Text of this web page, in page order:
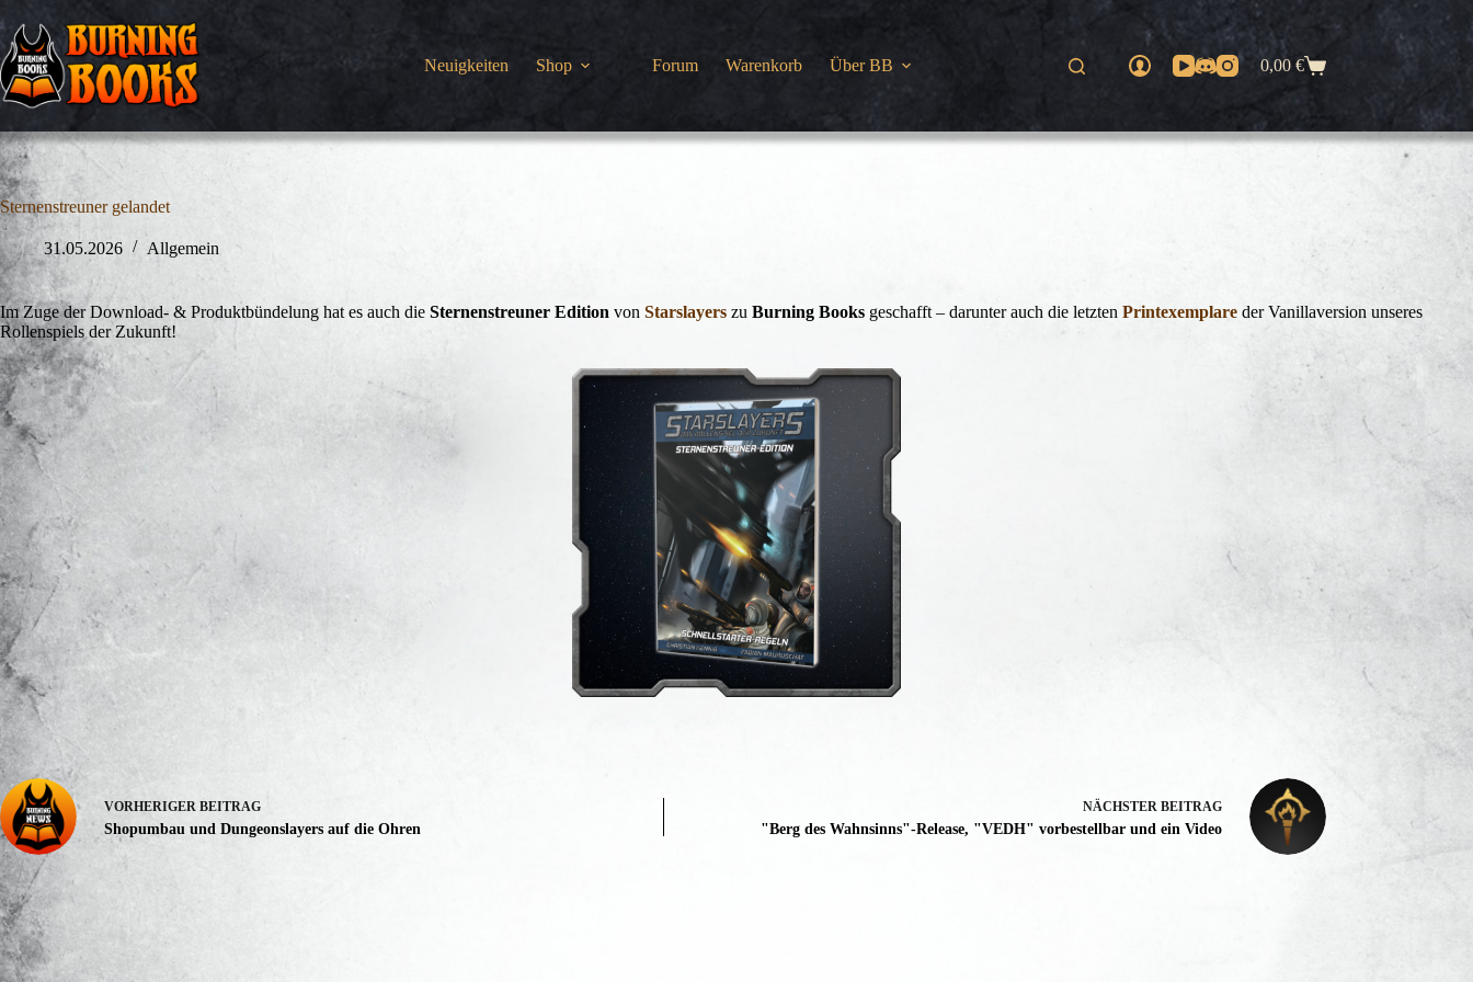
Inhalt
springen
Neuigkeiten
Shop Forum Warenkorb Über BB Warenkorb
0,00 €
Sternenstreuner gelandet
31.05.2026 Allgemein
Im Zuge der Download- & Produktbündelung hat es auch die Sternenstreuner Edition von Starslayers zu Burning Books geschafft – darunter auch die letzten Printexemplare der Vanillaversion unseres
Rollenspiels der Zukunft!
VORHERIGER BEITRAG
Shopumbau und Dungeonslayers auf die Ohren
NÄCHSTER BEITRAG
"Berg des Wahnsinns"-Release, "VEDH" vorbestellbar und ein Video